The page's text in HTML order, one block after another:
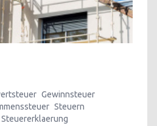
Gewinnsteuer
Steuern
Steuererklaerung